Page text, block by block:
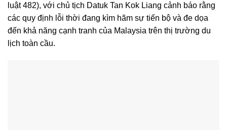
luật 482), với chủ tịch Datuk Tan Kok Liang cảnh báo rằng
các quy định lỗi thời đang kìm hãm sự tiến bộ và đe dọa
đến khả năng cạnh tranh của Malaysia trên thị trường du
lịch toàn cầu.